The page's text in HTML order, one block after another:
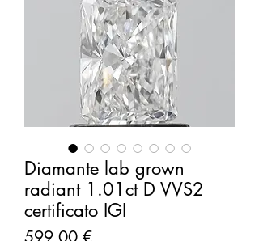
Diamante lab grown
radiant 1.01ct D VVS2
certificato IGI
Prezzo